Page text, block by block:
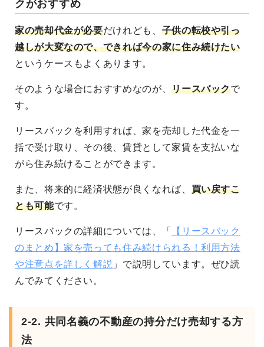
クがおすすめ
家の売却代金が必要だけれども、 子供の転校や引っ
越しが大変なので、できれば今の家に住み続けたい
というケースもよくあります。
そのような場合におすすめなのが、リースバックで
す。
リースバックを利用すれば、家を売却した代金を一
括で受け取り、その後、賃貸として家賃を支払いな
がら住み続けることができます。
また、将来的に経済状態が良くなれば、 買い戻すこ
とも可能です。
リースバックの詳細については、「
【リースバック
のまとめ】家を売っても住み続けられる！利用方法
や注意点を詳しく解説 」で説明しています。ぜひ読
んでみてください。
2-2. 共同名義の不動産の持分だけ売却する方
法